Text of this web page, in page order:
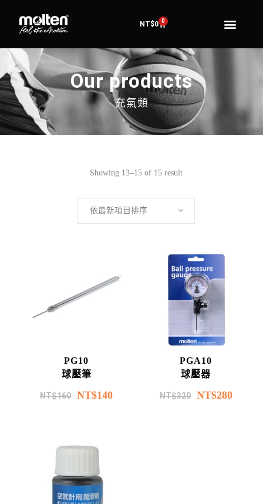
NT$0 0
Our products
充氣類
Showing 13–15 of 15 result
依最新項目排序
PG10
球壓筆
NT$160 NT$140
PGA10
球壓器
NT$320 NT$280